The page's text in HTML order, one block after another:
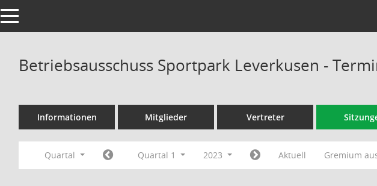
Toggle navigation
Betriebsausschuss Sportpark Leverkusen -
Informationen Mitglieder Vertreter
Quartal Quartal 1 2023 Aktuell Gremium